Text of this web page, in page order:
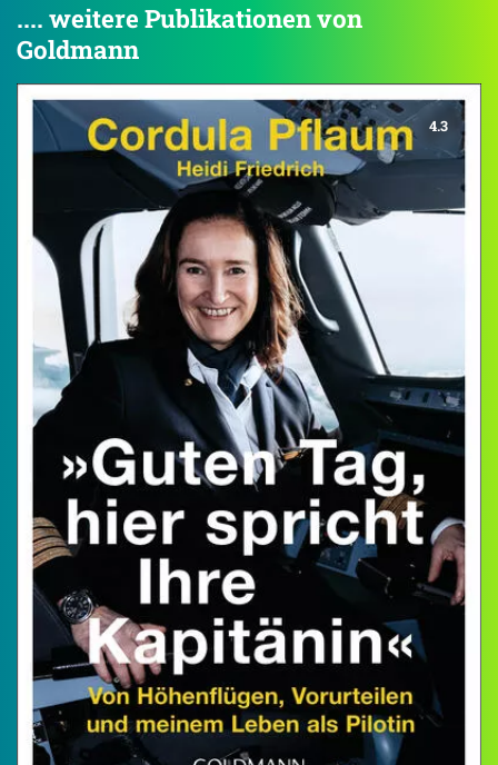
.... weitere Publikationen von
Goldmann
4.3